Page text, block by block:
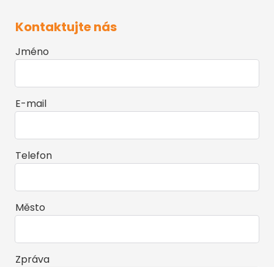
Kontaktujte nás
Jméno
E-mail
Telefon
Město
Zpráva